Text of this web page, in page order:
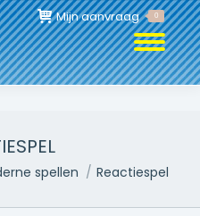
Mijn aanvraag 0
spellen Reactiespel